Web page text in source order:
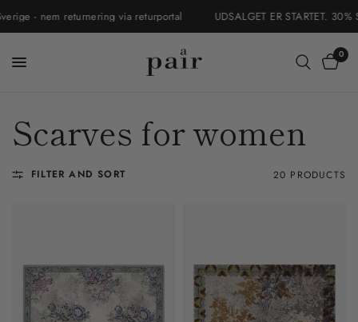
- nem returnering via returportal UDSALGET ER STARTET. 30%
0
Scarves for women
FILTER AND SORT 20 PRODUCTS